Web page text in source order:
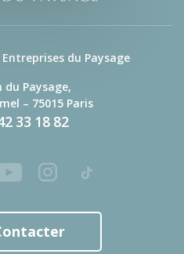
du Paysage
du Paysage,
– 75015 Paris
33 18 82
Instagram
Tiktok